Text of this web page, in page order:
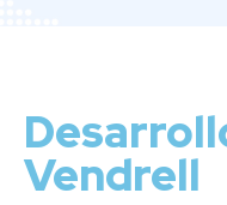
Vendrell